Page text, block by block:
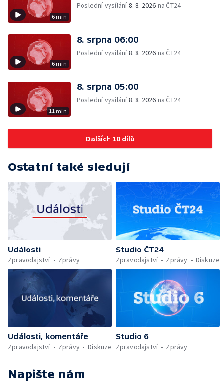
6 min
Poslední vysílání8. 8. 2026 na ČT24
6 min
8. srpna 06:00
Poslední vysílání8. 8. 2026 na ČT24
11 min
8. srpna 05:00
Poslední vysílání8. 8. 2026 na ČT24
Dalších 10 dílů
Ostatní také sledují
Události
Zpravodajství
Zprávy
Studio ČT24
Zpravodajství
Zprávy Diskuze
Události, komentáře
Zpravodajství
Zprávy Diskuze
Studio 6
Zpravodajství
Zprávy
Napište nám